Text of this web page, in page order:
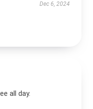
Dec 6, 2024
all day.